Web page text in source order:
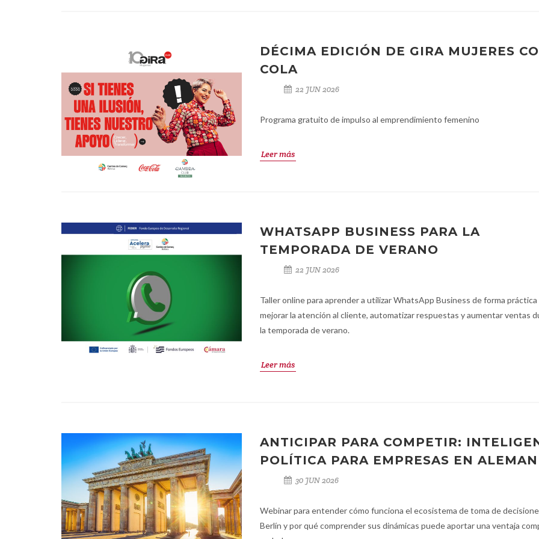
DÉCIMA EDICIÓN DE GIRA MUJERES
COLA
22 JUN 2026
Programa gratuito de impulso al emprendimiento femenino
Leer más
WHATSAPP BUSINESS PARA LA
TEMPORADA DE VERANO
22 JUN 2026
Taller online para aprender a utilizar WhatsApp Business de forma práctica
mejorar la atención al cliente, automatizar respuestas y aumentar ventas
la temporada de verano.
Leer más
ANTICIPAR PARA COMPETIR:
POLÍTICA PARA EMPRESAS EN
30 JUN 2026
Webinar para entender cómo funciona el ecosistema de toma de
Berlín y por qué comprender sus dinámicas puede aportar una ventaja